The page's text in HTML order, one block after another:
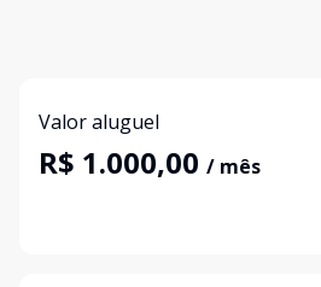
Valor aluguel
R$ 1.000,00 / mês